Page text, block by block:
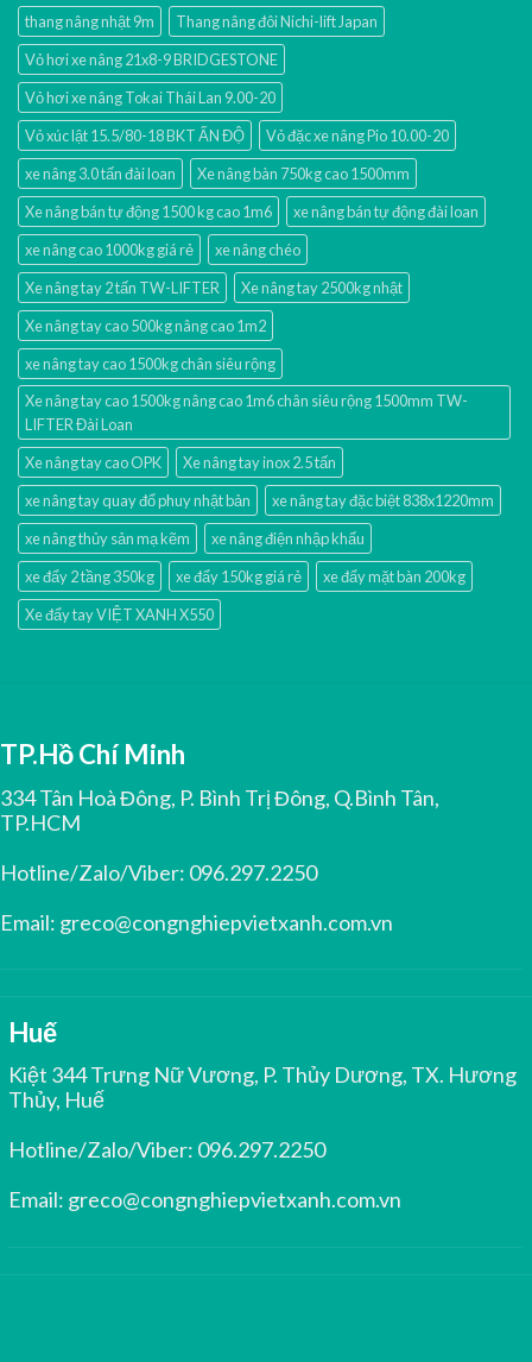
thang nâng nhật 9m
Thang nâng đôi Nichi-lift Japan
Vỏ hơi xe nâng 21x8-9 BRIDGESTONE
Vỏ hơi xe nâng Tokai Thái Lan 9.00-20
Vỏ xúc lật 15.5/80-18 BKT ẤN ĐỘ
Vỏ đặc xe nâng Pio 10.00-20
xe nâng 3.0 tấn đài loan
Xe nâng bàn 750kg cao 1500mm
Xe nâng bán tự động 1500 kg cao 1m6
xe nâng bán tự động đài loan
xe nâng cao 1000kg giá rẻ
xe nâng chéo
Xe nâng tay 2 tấn TW-LIFTER
Xe nâng tay 2500kg nhật
Xe nâng tay cao 500kg nâng cao 1m2
xe nâng tay cao 1500kg chân siêu rộng
Xe nâng tay cao 1500kg nâng cao 1m6 chân siêu rộng 1500mm TW-
LIFTER Đài Loan
Xe nâng tay cao OPK
Xe nâng tay inox 2.5 tấn
xe nâng tay quay đổ phuy nhật bản
xe nâng tay đặc biệt 838x1220mm
xe nâng thủy sản mạ kẽm
xe nâng điện nhập khấu
xe đẩy 2 tầng 350kg
xe đẩy 150kg giá rẻ
xe đẩy mặt bàn 200kg
Xe đẩy tay VIỆT XANH X550
TP.Hồ Chí Minh
334 Tân Hoà Đông, P. Bình Trị Đông, Q.Bình Tân,
TP.HCM
Hotline/Zalo/Viber: 096.297.2250
Email: greco@congnghiepvietxanh.com.vn
Huế
Kiệt 344 Trưng Nữ Vương, P. Thủy Dương, TX. Hương
Thủy, Huế
Hotline/Zalo/Viber: 096.297.2250
Email: greco@congnghiepvietxanh.com.vn